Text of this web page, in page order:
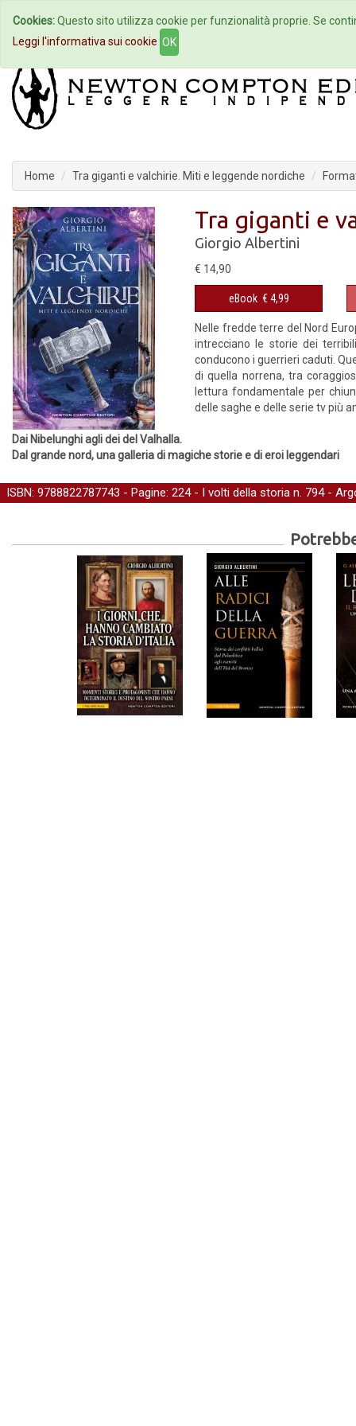
Home Autori Eventi
Home Tra giganti e valchirie. Miti e leggende nordiche
Tra giganti e
Giorgio Albertini
€ 14,90
eBook € 4,99
Nelle fredde terre del Nord
intrecciano le storie dei
conducono i guerrieri caduti.
di quella norrena, tra
lettura fondamentale per
delle saghe e delle serie tv più
Dai Nibelunghi agli dei del Valhalla.
Dal grande nord, una galleria di magiche storie e di eroi leggendari
ISBN: 9788822787743 - Pagine: 224 - I volti della storia n. 794 -
Cookies:Questo sito utilizza cookie per funzionalità proprie. Se
Leggi l'informativa sui cookie OK